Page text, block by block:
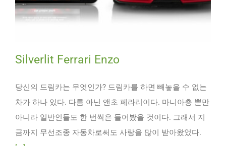
Silverlit Ferrari Enzo
당신의 드림카는 무엇인가? 드림카를 하면 빼놓을 수 없는
차가 하나 있다. 다름 아닌 앤초 페라리이다. 마니아층 뿐만
아니라 일반인들도 한 번씩은 들어봤을 것이다. 그래서 지
금까지 무선조종 자동차로써도 사랑을 많이 받아왔었다.